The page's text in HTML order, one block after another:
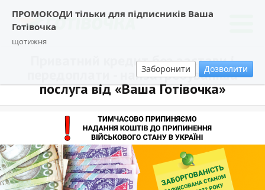
ПРОМОКОДИ тільки для підписників Ваша
Готівочка
щотижня
Заборонити Дозволити
Приватний кредит без застави і
передоплати - найзатребуваніша
послуга від «Ваша Готівочка»